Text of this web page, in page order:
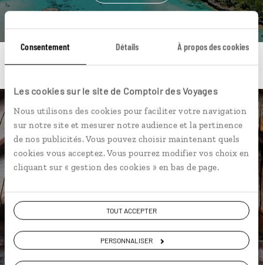
Consentement Détails À propos des cookies
Les cookies sur le site de Comptoir des Voyages
Nous utilisons des cookies pour faciliter votre navigation
sur notre site et mesurer notre audience et la pertinence
de nos publicités. Vous pouvez choisir maintenant quels
cookies vous acceptez. Vous pourrez modifier vos choix en
cliquant sur « gestion des cookies » en bas de page.
TOUT ACCEPTER
PERSONNALISER
Une envie de voyage
particulière ?
Anse Vata Baie des Citrons Cœur de Voh